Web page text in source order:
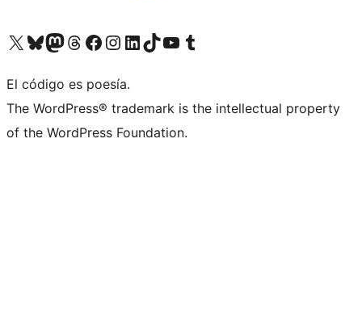
Visita nuestra cuenta de X (anteriormente Twitter)
Visita nuestra cuenta de Bluesky
Visita nuestra cuenta de Mastodon
Visita nuestra cuenta de Threads
Visita nuestra página de Facebook
Visita nuestra cuenta de Instagram
Visita nuestra cuenta de LinkedIn
Visita nuestra cuenta de TikTok
Visita nuestro canal de YouTube
Visita nuestra cuenta de Tumblr
El código es poesía.
The WordPress® trademark is the intellectual property
of the WordPress Foundation.